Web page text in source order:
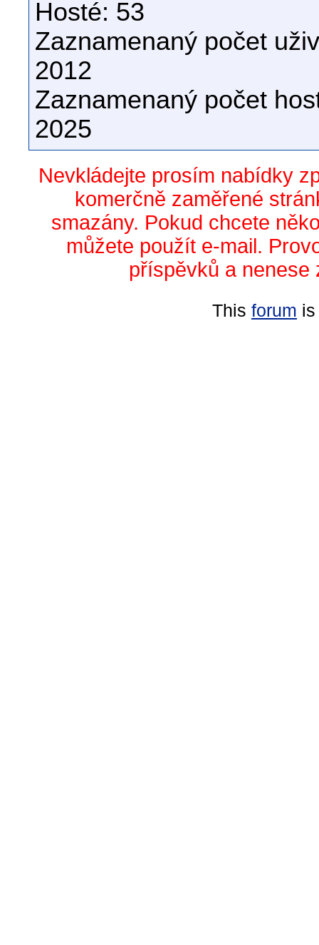
Hosté: 53
Zaznamenaný počet
2012
Zaznamenaný počet
2025
Nevkládejte prosím nabídky
komerčně zaměřené
smazány. Pokud chcete
můžete použít e-mail.
příspěvků a nenese
This forum